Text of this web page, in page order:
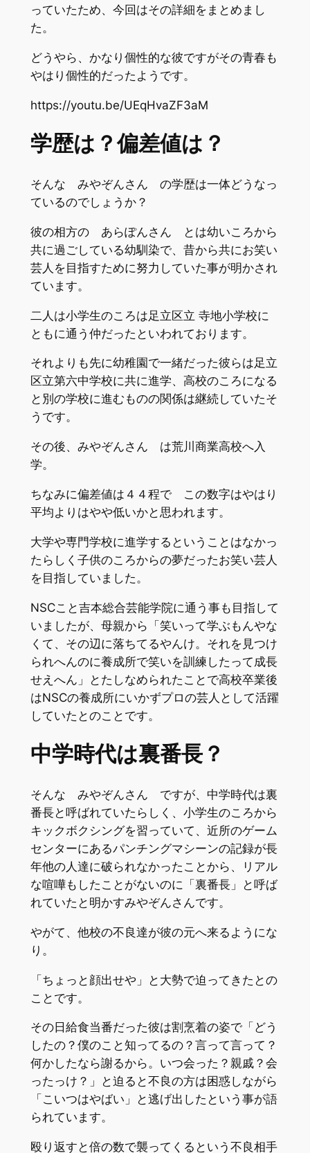
っていたため、今回はその詳細をまとめまし
た。
どうやら、かなり個性的な彼ですがその青春も
やはり個性的だったようです。
https://youtu.be/UEqHvaZF3aM
学歴は？偏差値は？
そんな みやぞんさん の学歴は一体どうなっ
ているのでしょうか？
彼の相方の あらぽんさん とは幼いころから
共に過ごしている幼馴染で、昔から共にお笑い
芸人を目指すために努力していた事が明かされ
ています。
二人は小学生のころは足立区立 寺地小学校に
ともに通う仲だったといわれております。
それよりも先に幼稚園で一緒だった彼らは足立
区立第六中学校に共に進学、高校のころになる
と別の学校に進むものの関係は継続していたそ
うです。
その後、みやぞんさん は荒川商業高校へ入
学。
ちなみに偏差値は４４程で この数字はやはり
平均よりはやや低いかと思われます。
大学や専門学校に進学するということはなかっ
たらしく子供のころからの夢だったお笑い芸人
を目指していました。
NSCこと吉本総合芸能学院に通う事も目指して
いましたが、母親から「笑いって学ぶもんやな
くて、その辺に落ちてるやんけ。それを見つけ
られへんのに養成所で笑いを訓練したって成長
せえへん」とたしなめられたことで高校卒業後
はNSCの養成所にいかずプロの芸人として活躍
していたとのことです。
中学時代は裏番長？
そんな みやぞんさん ですが、中学時代は裏
番長と呼ばれていたらしく、小学生のころから
キックボクシングを習っていて、近所のゲーム
センターにあるパンチングマシーンの記録が長
年他の人達に破られなかったことから、リアル
な喧嘩もしたことがないのに「裏番長」と呼ば
れていたと明かすみやぞんさんです。
やがて、他校の不良達が彼の元へ来るようにな
り。
「ちょっと顔出せや」と大勢で迫ってきたとの
ことです。
その日給食当番だった彼は割烹着の姿で「どう
したの？僕のこと知ってるの？言って言って？
何かしたなら謝るから。いつ会った？親戚？会
ったっけ？」と迫ると不良の方は困惑しながら
「こいつはやばい」と逃げ出したという事が語
られています。
殴り返すと倍の数で襲ってくるという不良相手